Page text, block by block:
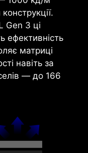
Gen 3 ці
ефективність
матриці
навіть за
— до 166